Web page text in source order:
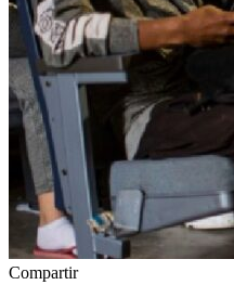
Compartir